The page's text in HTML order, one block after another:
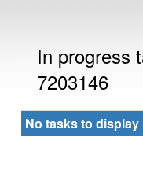
In progress
7203146
No tasks to display